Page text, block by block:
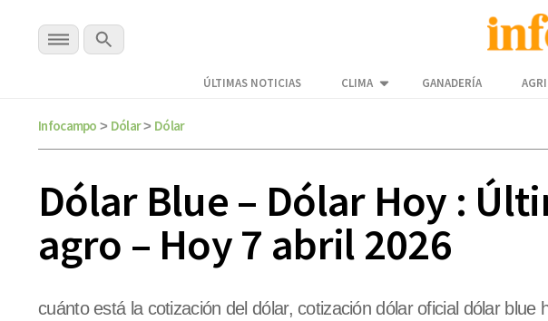
ÚLTIMAS NOTICIAS CLIMA GANADERÍA
Infocampo > Dólar> Dólar
Dólar Blue – Dólar Hoy :
agro – Hoy 7 abril 2026
cuánto está la cotización del dólar, cotización dólar oficial dólar blue